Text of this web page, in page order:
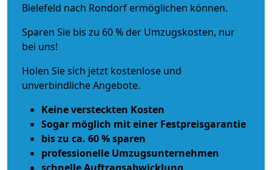
Bielefeld nach Rondorf ermöglichen können.
Sparen Sie bis zu 60 % der Umzugskosten, nur
bei uns!
Holen Sie sich jetzt kostenlose und
unverbindliche Angebote.
Keine versteckten Kosten
Sogar möglich mit einer Festpreisgarantie
bis zu ca. 60 % sparen
professionelle Umzugsunternehmen